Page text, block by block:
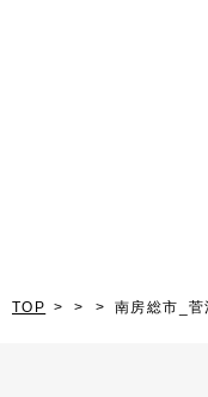
TOP 南房総市_